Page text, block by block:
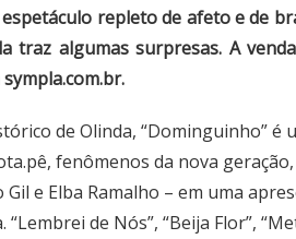
repleto de afeto e de
traz algumas surpresas. A
de Olinda, “Dominguinho”
fenômenos da nova
e Elba Ramalho – em uma
de Nós”, “Beija Flor”,